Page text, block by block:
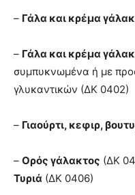
– Γάλα και κρέμα
– Γάλα και κρέμα
συμπυκνωμένα ή με
γλυκαντικών (ΔΚ 0402)
– Γιαούρτι, κεφιρ,
– Ορός γάλακτος (ΔΚ
Τυριά (ΔΚ 0406)